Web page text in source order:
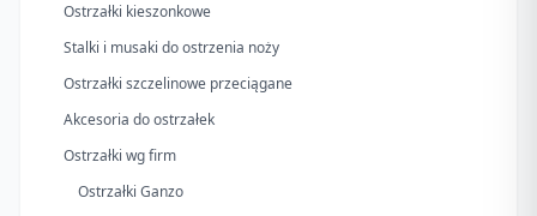
Ostrzałki kieszonkowe
Stalki i musaki do ostrzenia noży
Ostrzałki szczelinowe przeciągane
Akcesoria do ostrzałek
Ostrzałki wg firm
Ostrzałki Ganzo